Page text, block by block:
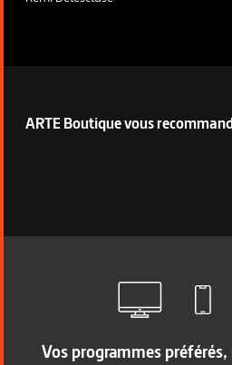
ARTE Boutique vous
Vos programmes